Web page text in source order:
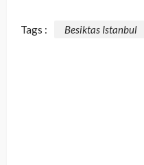
Tags : Besiktas Istanbul